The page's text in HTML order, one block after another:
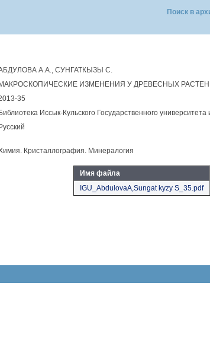
Поиск в
А.А., СУНГАТКЫЗЫ С.
МАКРОСКОПИЧЕСКИЕ ИЗМЕНЕНИЯ У ДРЕВЕСНЫХ
35
Библиотека Иссык-Кульского Государственного
Русский
Кристаллография. Минералогия
Имя файла
IGU_AbdulovaA,Sungat kyzy S_35.pdf